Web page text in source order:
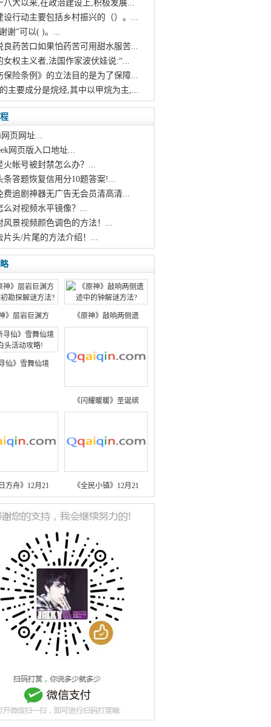
八大以来,在政治建设上,积极发展...
设行动主要包括乡村振兴的（）。...
谢”可以( )。...
良药苦口如果怕药苦可用甜水服苦...
女权主义者,法国作家波伏娃说:“...
保险条例》的立法目的是为了保障...
主要成分是烷烃,其中以甲烷为主,...
页网址...
网页版入口地址...
火帐号被封禁怎么办？...
条答题恢复信用分10题答案!...
费追剧神器无广告无会员清高清...
么对视频水平镜像？...
风景视频颜色调色的方法！...
片头/片尾的方法介绍！...
》层岩巨渊方 《原神》敲响两侧遗
仙》雪舞仙境
《闪耀暖暖》圣诞缤
方舟》12月21 《全民小镇》12月21